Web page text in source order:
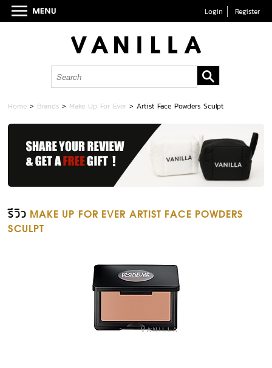
Login Register
Home > Brands > Make Up For Ever >Artist Face Powders Sculpt
รีวิว MAKE UP FOR EVER ARTIST FACE POWDERS
SCULPT